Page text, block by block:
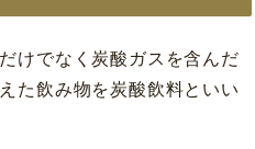
けでなく炭酸ガスを含んだ
た飲み物を炭酸飲料といい